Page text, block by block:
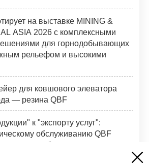
на выставке MINING &
ASIA 2026 с комплексными
для горнодобывающих
рельефом и высокими
для ковшового элеватора
— резина QBF
к "экспорту услуг":
обслуживанию QBF
инспекции боковых стенок
